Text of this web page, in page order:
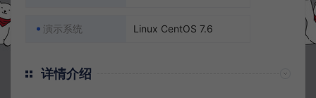
演示系统 Linux CentOS 7.6
详情介绍